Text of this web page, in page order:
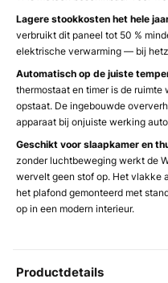
Lagere stookkosten het hele
verbruikt dit paneel tot 50 %
elektrische verwarming — bij
Automatisch op de juiste
thermostaat en timer is de
opstaat. De ingebouwde
apparaat bij onjuiste werking
Geschikt voor slaapkamer en
zonder luchtbeweging werkt de
wervelt geen stof op. Het vlakke
het plafond gemonteerd met
op in een modern interieur.
Productdetails